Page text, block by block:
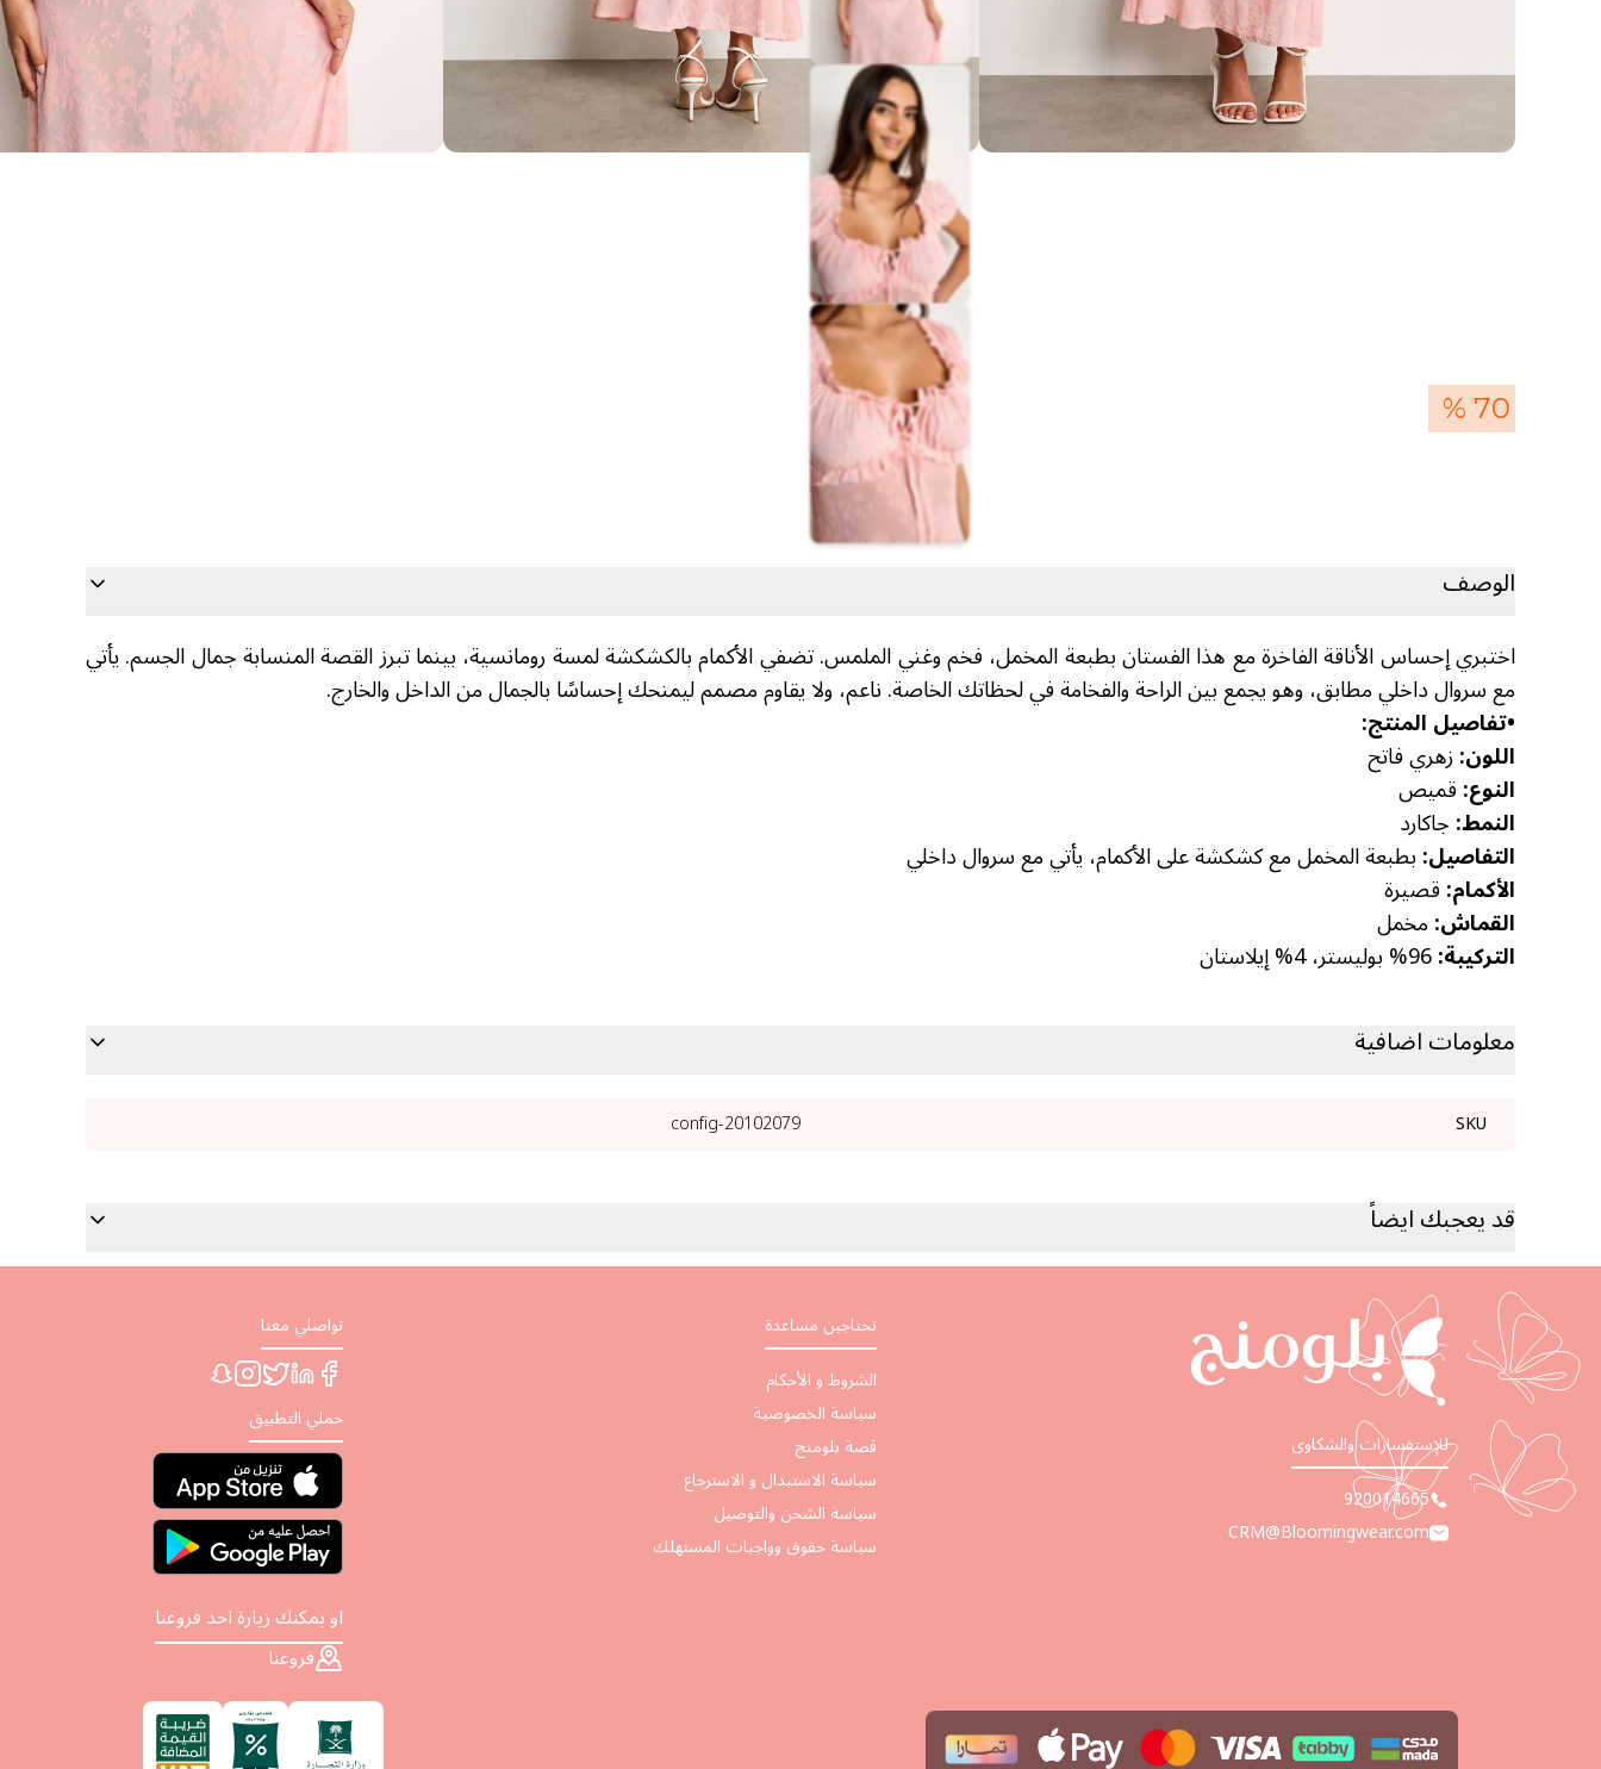
70 %
الوصف
اختبري إحساس الأناقة الفاخرة مع هذا الفستان بطبعة المخمل، فخم وغني الملمس. تضفي الأكمام بالكشكشة لمسة رومانسية، بينما تبرز القصة المنسابة جمال الجسم. يأتي
مع سروال داخلي مطابق، وهو يجمع بين الراحة والفخامة في لحظاتك الخاصة. ناعم، ولا يقاوم مصمم ليمنحك إحساسًا بالجمال من الداخل والخارج.
•تفاصيل المنتج:
اللون:زهري فاتح
النوع:قميص
النمط:جاكارد
التفاصيل:بطبعة المخمل مع كشكشة على الأكمام، يأتي مع سروال داخلي
الأكمام:قصيرة
القماش:مخمل
التركيبة:
معلومات اضافية
SKU
20102079-config
قد يعجبك ايضاً
للإستفسارات والشكاوى
920014665
CRM@Bloomingwear.com
تحتاجين مساعدة
الشروط و الأحكام
سياسة الخصوصية
قصة بلومنج
سياسة الاستبدال و الاسترجاع
سياسة الشحن والتوصيل
سياسة حقوق وواجبات المستهلك
تواصلي معنا
حملي التطبيق
او يمكنك زيارة احد فروعنا
فروعنا